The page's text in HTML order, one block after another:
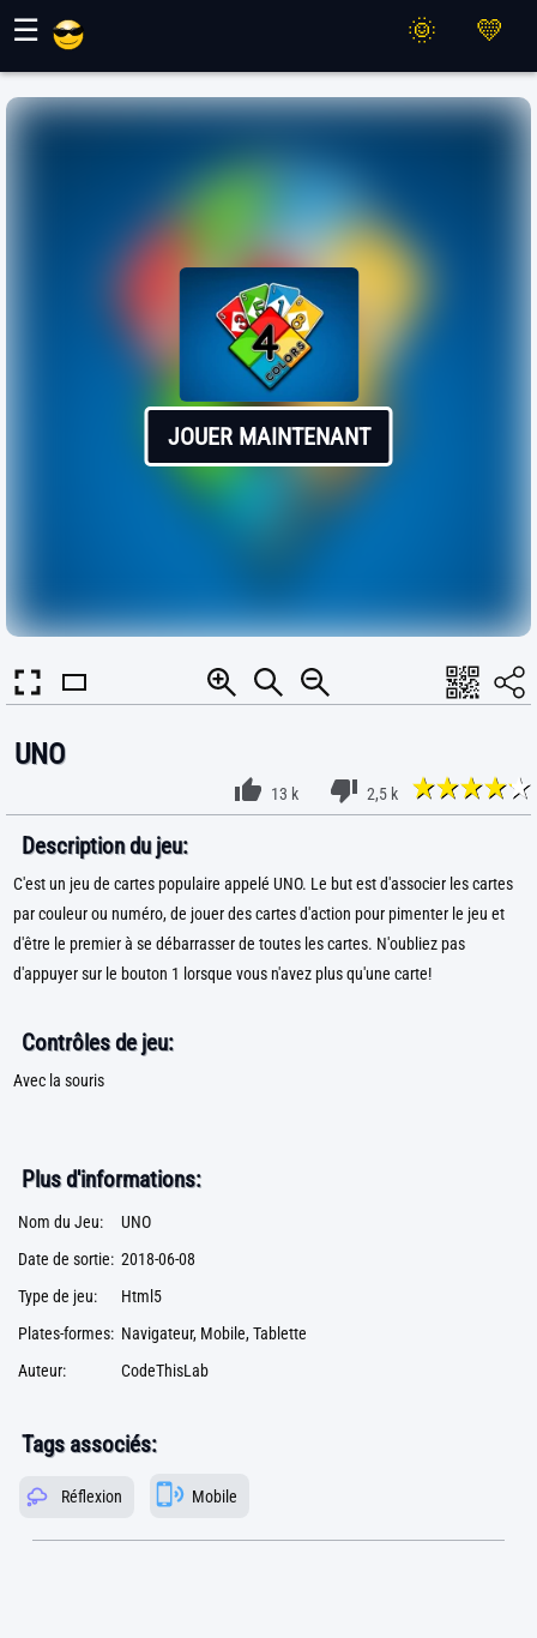
☰
JOUER MAINTENANT
UNO
13 k 2,5 k
Description du jeu:
C'est un jeu de cartes populaire appelé UNO. Le but est d'associer les cartes
par couleur ou numéro, de jouer des cartes d'action pour pimenter le jeu et
d'être le premier à se débarrasser de toutes les cartes. N'oubliez pas
d'appuyer sur le bouton 1 lorsque vous n'avez plus qu'une carte!
Contrôles de jeu:
Avec la souris
Plus d'informations:
Nom du Jeu:
UNO
Date de sortie: 2018-06-08
Type de jeu:
Html5
Plates-formes: Navigateur, Mobile, Tablette
Auteur:
CodeThisLab
Tags associés:
Réflexion Mobile